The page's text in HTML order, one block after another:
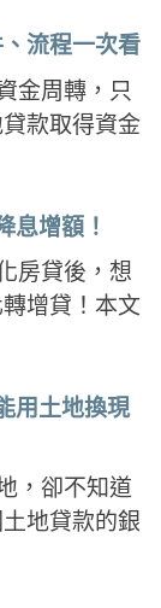
流程一次看
金周轉，只
款取得資金
息增額！
房貸後，想
增貸！本文
用土地換現
，卻不知道
地貸款的銀